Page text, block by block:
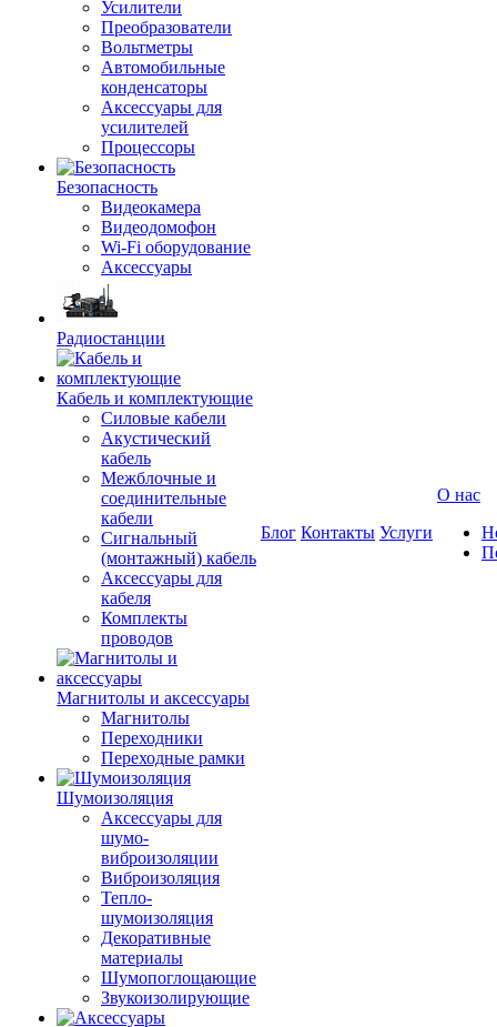
Усилители
Преобразователи
Вольтметры
Автомобильные
конденсаторы
Аксессуары для
усилителей
Процессоры
Безопасность
Видеокамера
Видеодомофон
Wi-Fi оборудование
Аксессуары
Радиостанции
Кабель и комплектующие
Силовые кабели
Акустический
кабель
Межблочные и
соединительные
кабели
Сигнальный
(монтажный) кабель
Аксессуары для
кабеля
Комплекты
проводов
Магнитолы и аксессуары
Магнитолы
Переходники
Переходные рамки
Шумоизоляция
Аксессуары для
шумо-
виброизоляции
Виброизоляция
Тепло-
шумоизоляция
Декоративные
материалы
Шумопоглощающие
Звукоизолирующие
Блог Контакты Услуги
О нас